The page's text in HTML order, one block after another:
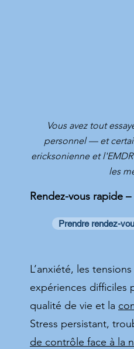
Rendez-vous rapide
L’anxiété, les
expériences difficiles
qualité de vie et la
Stress persistant,
de contrôle face à la
Prendre rendez-
Vous avez tout
personnel — et
ericksonienne et
les